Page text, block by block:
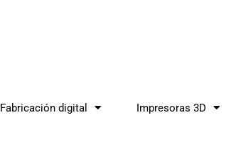
Fabricación digital Impresoras 3D